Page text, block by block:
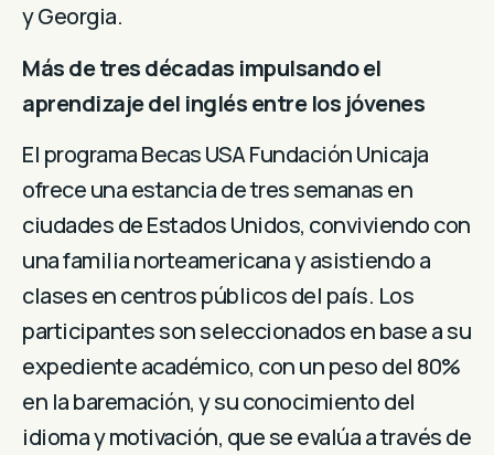
y Georgia.
Más de tres décadas impulsando el
aprendizaje del inglés entre los jóvenes
El programa Becas USA Fundación Unicaja
ofrece una estancia de tres semanas en
ciudades de Estados Unidos, conviviendo con
una familia norteamericana y asistiendo a
clases en centros públicos del país. Los
participantes son seleccionados en base a su
expediente académico, con un peso del 80%
en la baremación, y su conocimiento del
idioma y motivación, que se evalúa a través de